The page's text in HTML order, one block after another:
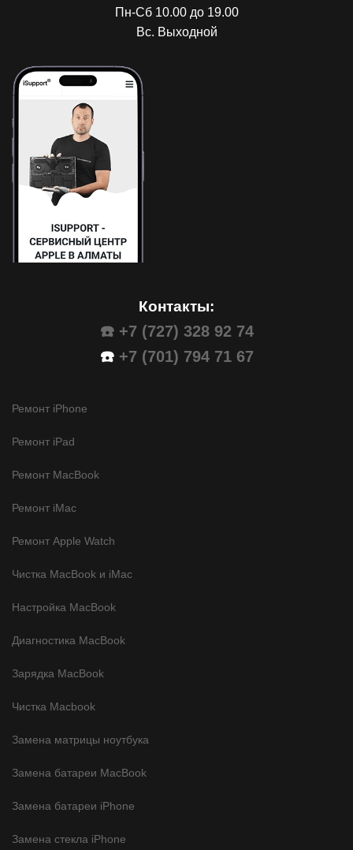
Пн-Сб 10.00 до 19.00
Вс. Выходной
Контакты:
☎️ +7 (727) 328 92 74
☎️ +7 (701) 794 71 67
Ремонт iPhone
Ремонт iPad
Ремонт MacBook
Ремонт iMac
Ремонт Apple Watch
Чистка MacBook и iMac
Настройка MacBook
Диагностика MacBook
Зарядка MacBook
Чистка Macbook
Замена матрицы ноутбука
Замена батареи MacBook
Замена батареи iPhone
Замена стекла iPhone